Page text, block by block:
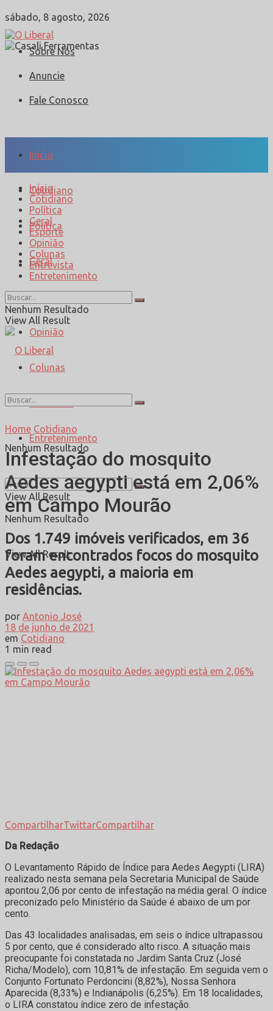
sábado, 8 agosto, 2026
Sobre Nós
Anuncie
Fale Conosco
Início
Cotidiano
Política
Geral
Esporte
Opinião
Colunas
Entrevista
Entretenimento
Nenhum Resultado
View All Result
Início
Cotidiano
Política
Geral
Esporte
Opinião
Colunas
Entrevista
Entretenimento
Nenhum Resultado
View All Result
Nenhum Resultado
View All Result
Home Cotidiano
Infestação do mosquito
Aedes aegypti está em 2,06%
em Campo Mourão
Dos 1.749 imóveis verificados, em 36
foram encontrados focos do mosquito
Aedes aegypti, a maioria em
residências.
por Antonio José
18 de junho de 2021
em Cotidiano
1 min read
CompartilharTwittarCompartilhar
Da Redação
O Levantamento Rápido de Índice para Aedes Aegypti (LIRA)
realizado nesta semana pela Secretaria Municipal de Saúde
apontou 2,06 por cento de infestação na média geral. O índice
preconizado pelo Ministério da Saúde é abaixo de um por
cento.
Das 43 localidades analisadas, em seis o índice ultrapassou
5 por cento, que é considerado alto risco. A situação mais
preocupante foi constatada no Jardim Santa Cruz (José
Richa/Modelo), com 10,81% de infestação. Em seguida vem o
Conjunto Fortunato Perdoncini (8,82%), Nossa Senhora
Aparecida (8,33%) e Indianápolis (6,25%). Em 18 localidades,
o LIRA constatou índice zero de infestação.